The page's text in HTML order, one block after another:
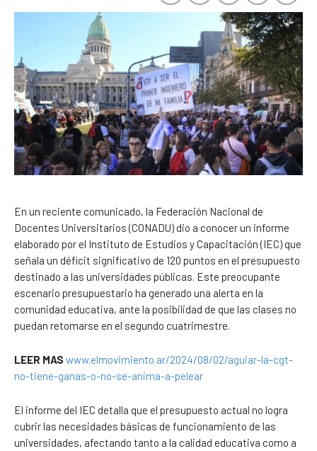
En un reciente comunicado, la Federación Nacional de
Docentes Universitarios (CONADU) dio a conocer un informe
elaborado por el Instituto de Estudios y Capacitación (IEC) que
señala un déficit significativo de 120 puntos en el presupuesto
destinado a las universidades públicas. Este preocupante
escenario presupuestario ha generado una alerta en la
comunidad educativa, ante la posibilidad de que las clases no
puedan retomarse en el segundo cuatrimestre.
LEER MAS www.elmovimiento.ar/2024/08/02/aguiar-la-cgt-
no-tiene-ganas-o-no-se-anima-a-pelear
El informe del IEC detalla que el presupuesto actual no logra
cubrir las necesidades básicas de funcionamiento de las
universidades, afectando tanto a la calidad educativa como a